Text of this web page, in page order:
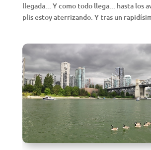
llegada... Y como todo llega... hasta los
plis estoy aterrizando. Y tras un